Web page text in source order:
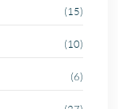
(15)
(10)
(6)